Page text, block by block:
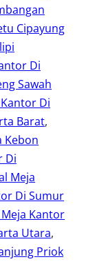
Cipayung
Di
Sawah
Di
Barat
Kebon
Di
Meja
Di Sumur
Meja Kantor
Utara
Priok